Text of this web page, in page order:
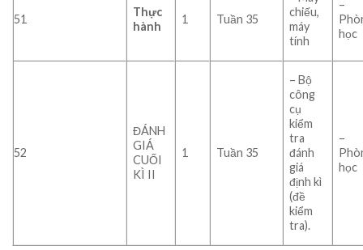
51
Thực
hành
1 Tuần 35
chiếu,
máy
tính
–
học
52
ĐÁNH
GIÁ
CUỐI
KÌ II
1 Tuần 35
– Bộ
công
cụ
kiểm
tra
đánh
giá
định kì
(đề
kiểm
tra).
–
học